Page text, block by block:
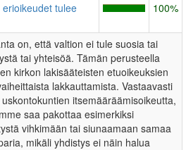
tulee
100%
on, että valtion ei tule suosia tai
tai yhteisöä. Tämän perusteella
kirkon lakisääteisten etuoikeuksien
lakkauttamista. Vastaavasti
itsemääräämisoikeutta,
saa pakottaa esimerkiksi
vihkimään tai siunaamaan samaa
mikäli yhdistys ei näin halua